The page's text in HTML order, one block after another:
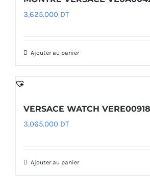
3,625.000 DT
Ajouter au panier
VERSACE WATCH VERE00918
3,065.000 DT
Ajouter au panier